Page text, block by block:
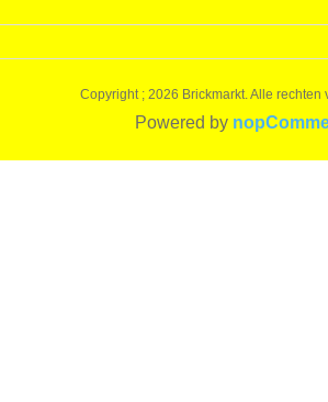
Copyright ; 2026 Brickmarkt. Alle rechten
Powered by